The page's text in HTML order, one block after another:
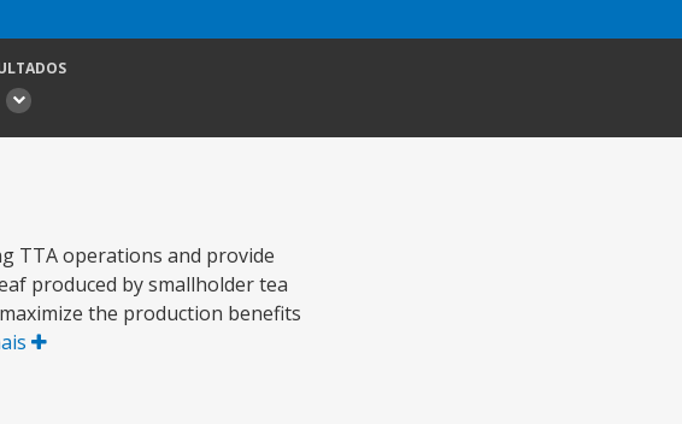
TTA operations and provide
produced by smallholder tea
the production benefits